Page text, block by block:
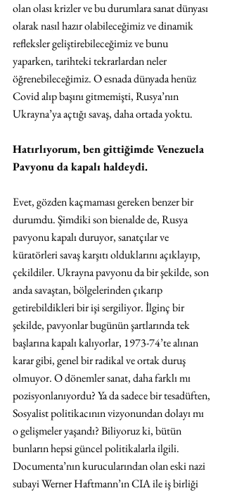
olan olası krizler ve bu durumlara sanat dünyası
olarak nasıl hazır olabileceğimiz ve dinamik
refleksler geliştirebileceğimiz ve bunu
yaparken, tarihteki tekrarlardan neler
öğrenebileceğimiz. O esnada dünyada henüz
Covid alıp başını gitmemişti, Rusya’nın
Ukrayna’ya açtığı savaş, daha ortada yoktu.
Hatırlıyorum, ben gittiğimde Venezuela
Pavyonu da kapalı haldeydi.
Evet, gözden kaçmaması gereken benzer bir
durumdu. Şimdiki son bienalde de, Rusya
pavyonu kapalı duruyor, sanatçılar ve
küratörleri savaş karşıtı olduklarını açıklayıp,
çekildiler. Ukrayna pavyonu da bir şekilde, son
anda savaştan, bölgelerinden çıkarıp
getirebildikleri bir işi sergiliyor. İlginç bir
şekilde, pavyonlar bugünün şartlarında tek
başlarına kapalı kalıyorlar, 1973-74’te alınan
karar gibi, genel bir radikal ve ortak duruş
olmuyor. O dönemler sanat, daha farklı mı
pozisyonlanıyordu? Ya da sadece bir tesadüften,
Sosyalist politikacının vizyonundan dolayı mı
o gelişmeler yaşandı? Biliyoruz ki, bütün
bunların hepsi güncel politikalarla ilgili.
Documenta’nın kurucularından olan eski nazi
subayi Werner Haftmann’ın CIA ile iş birliği